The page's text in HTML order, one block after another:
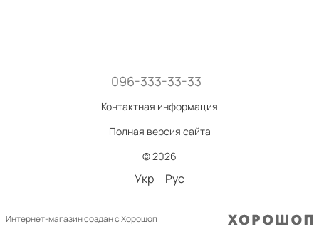
096-333-33-33
Контактная информация
Полная версия сайта
© 2026
Укр Рус
Интернет-магазин создан с Хорошоп